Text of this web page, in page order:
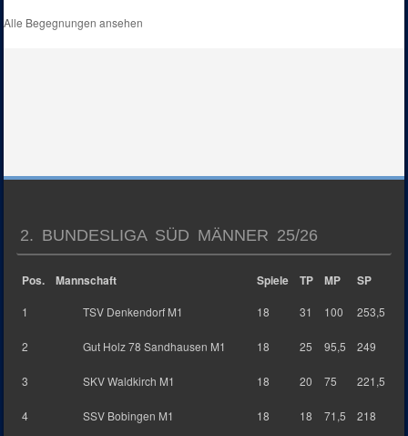
Alle Begegnungen ansehen
2. BUNDESLIGA SÜD MÄNNER 25/26
Pos. Mannschaft Spiele TP MP SP
1 TSV Denkendorf M1 18 31 100 253,5
2 Gut Holz 78 Sandhausen M1 18 25 95,5 249
3 SKV Waldkirch M1 18 20 75 221,5
4 SSV Bobingen M1 18 18 71,5 218